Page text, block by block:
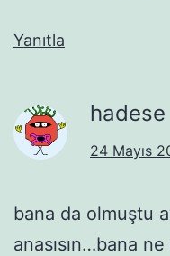
Yanıtla
hadese
24 Mayıs
bana da olmuştu
anasısın…bana